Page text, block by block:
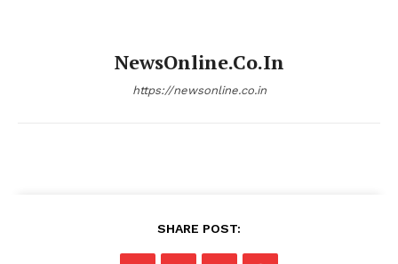
NewsOnline.co.in
https://newsonline.co.in
SHARE POST: